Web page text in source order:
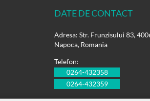
DATE DE CONTACT
Adresa: Str. Frunzisului 83,
Napoca, Romania
Telefon:
0264-432358
0264-432359